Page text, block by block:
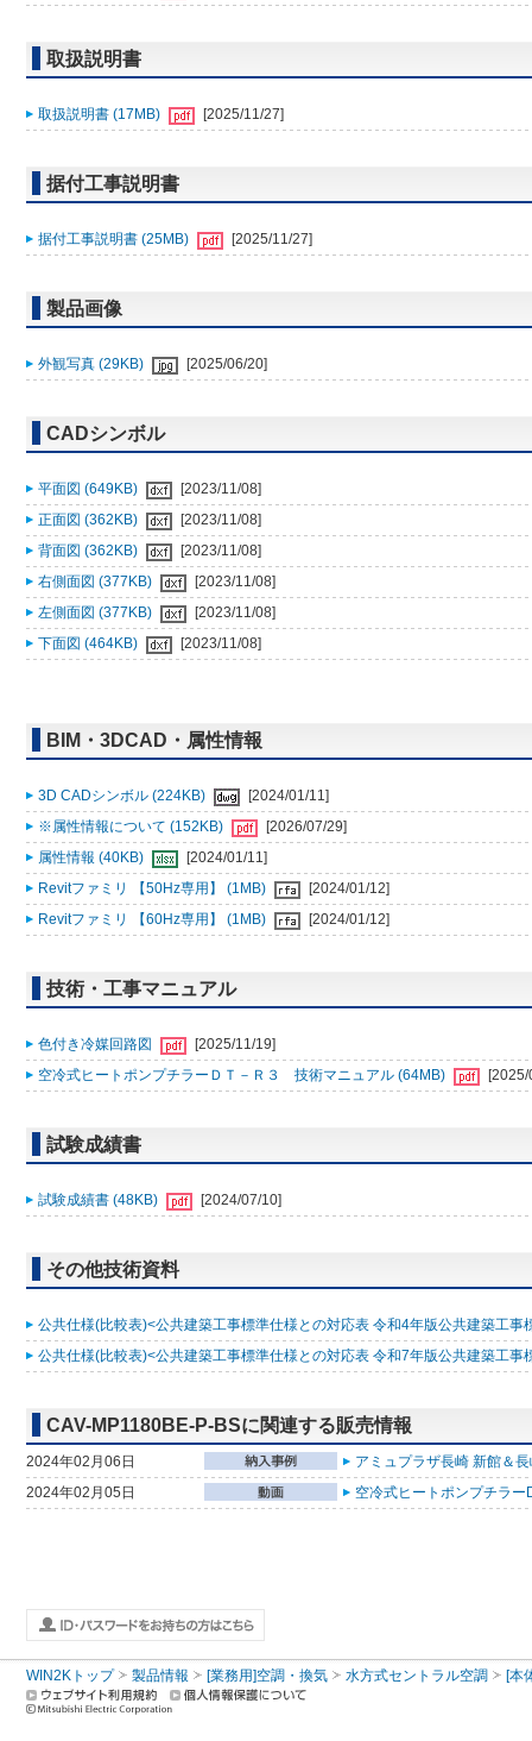
取扱説明書
取扱説明書 (17MB) [2025/11/27]
据付工事説明書
据付工事説明書 (25MB) [2025/11/27]
製品画像
外観写真 (29KB) [2025/06/20]
CADシンボル
平面図 (649KB)
[2023/11/08]
正面図 (362KB)
[2023/11/08]
背面図 (362KB)
[2023/11/08]
右側面図 (377KB)
[2023/11/08]
左側面図 (377KB)
[2023/11/08]
下面図 (464KB)
[2023/11/08]
BIM・3DCAD・属性情報
3D CADシンボル (224KB)
[2024/01/11]
※属性情報について (152KB)
[2026/07/29]
属性情報 (40KB)
[2024/01/11]
Revitファミリ 【50Hz専用】 (1MB)
[2024/01/12]
Revitファミリ 【60Hz専用】 (1MB)
[2024/01/12]
技術・工事マニュアル
色付き冷媒回路図
[2025/11/19]
空冷式ヒートポンプチラーＤＴ－Ｒ３ 技術マニュアル (64MB)
試験成績書
試験成績書 (48KB) [2024/07/10]
その他技術資料
公共仕様(比較表)<公共建築工事標準仕様との対応表 令和4年版公共建築工
公共仕様(比較表)<公共建築工事標準仕様との対応表 令和7年版公共建築工
CAV-MP1180BE-P-BSに関連する販売情報
2024年02月06日
アミュプラザ長崎 新館＆
2024年02月05日
空冷式ヒートポンプチラ
WIN2Kトップ 製品情報 [業務用]空調・換気 水方式セントラル空調 [本